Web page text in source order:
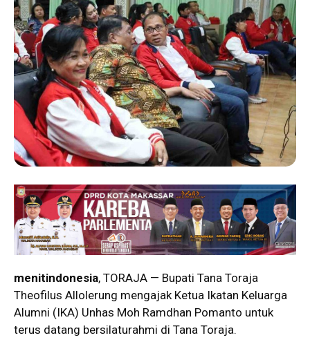
menitindonesia, TORAJA — Bupati Tana Toraja
Theofilus Allolerung mengajak Ketua Ikatan Keluarga
Alumni (IKA) Unhas Moh Ramdhan Pomanto untuk
terus datang bersilaturahmi di Tana Toraja.